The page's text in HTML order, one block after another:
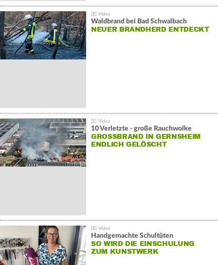
Waldbrand bei Bad Schwalbach
NEUER BRANDHERD ENTDECKT
10 Verletzte - große Rauchwolke
GROSSBRAND IN GERNSHEIM E
NDLICH GELÖSCHT
Handgemachte Schultüten
SO WIRD DIE EINSCHULUNG
ZUM KUNSTWERK